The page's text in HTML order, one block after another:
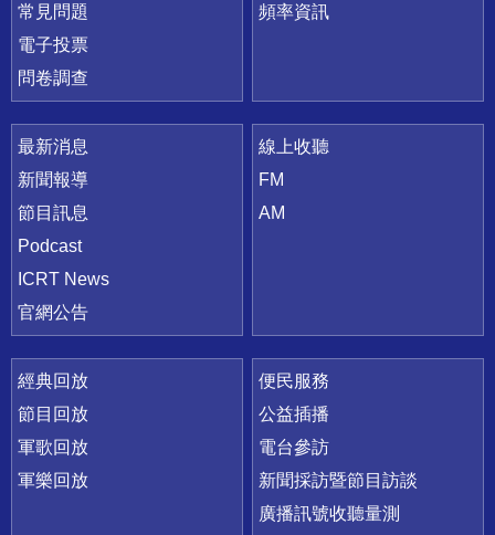
常見問題
電子投票
問卷調查
頻率資訊
最新消息
新聞報導
節目訊息
Podcast
ICRT News
官網公告
線上收聽
FM
AM
經典回放
節目回放
軍歌回放
軍樂回放
便民服務
公益插播
電台參訪
新聞採訪暨節目訪談
廣播訊號收聽量測